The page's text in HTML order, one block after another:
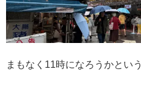
まもなく11時になろうかとい